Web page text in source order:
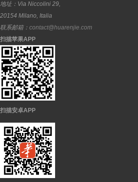
地址： Via Niccolini 29,
20154 Milano, Italia
联系邮箱： contact@huarenjie.com
扫描苹果APP
扫描安卓APP